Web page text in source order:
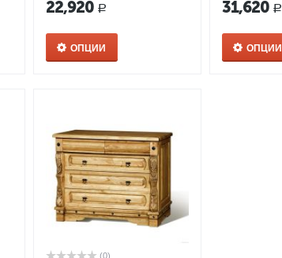
22,920 Р
ОПЦИИ
31,620 Р
ОПЦИИ
(0)